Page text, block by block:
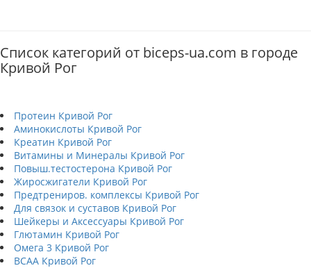
Список категорий от biceps-ua.com в городе
Кривой Рог
Протеин Кривой Рог
Аминокислоты Кривой Рог
Креатин Кривой Рог
Витамины и Минералы Кривой Рог
Повыш.тестостерона Кривой Рог
Жиросжигатели Кривой Рог
Предтрениров. комплексы Кривой Рог
Для связок и суставов Кривой Рог
Шейкеры и Аксессуары Кривой Рог
Глютамин Кривой Рог
Омега 3 Кривой Рог
BCAA Кривой Рог